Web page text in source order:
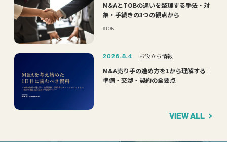
M&AとTOBの違いを整理する――手法・対
象・手続きの3つの観点から
TOB
2026.8.4 お役立ち情報
M&A売り手の進め方を1から理解する｜
準備・交渉・契約の全要点
VIEW ALL